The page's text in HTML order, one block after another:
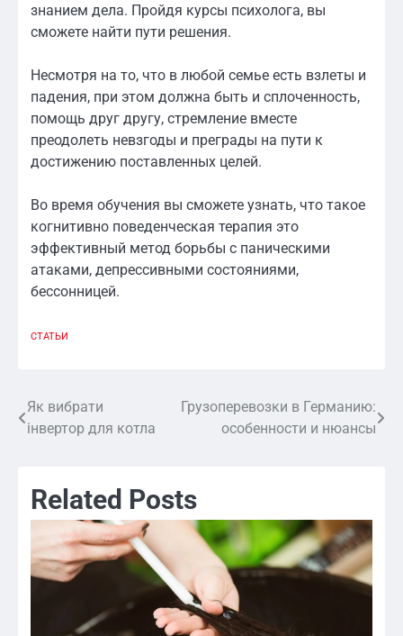
знанием дела. Пройдя курсы психолога, вы
сможете найти пути решения.
Несмотря на то, что в любой семье есть взлеты и
падения, при этом должна быть и сплоченность,
помощь друг другу, стремление вместе
преодолеть невзгоды и преграды на пути к
достижению поставленных целей.
Во время обучения вы сможете узнать, что такое
когнитивно поведенческая терапия это
эффективный метод борьбы с паническими
атаками, депрессивными состояниями,
бессонницей.
СТАТЬИ
Навигация
Як вибрати
інвертор для котла
Грузоперевозки в Германию:
особенности и нюансы
Related Posts